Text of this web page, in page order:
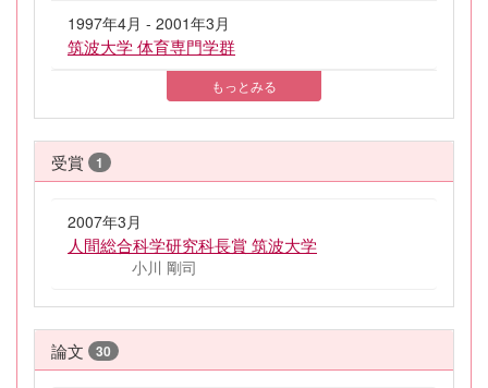
1997年4月 - 2001年3月
筑波大学 体育専門学群
もっとみる
受賞 1
2007年3月
人間総合科学研究科長賞 筑波大学
小川 剛司
論文 30